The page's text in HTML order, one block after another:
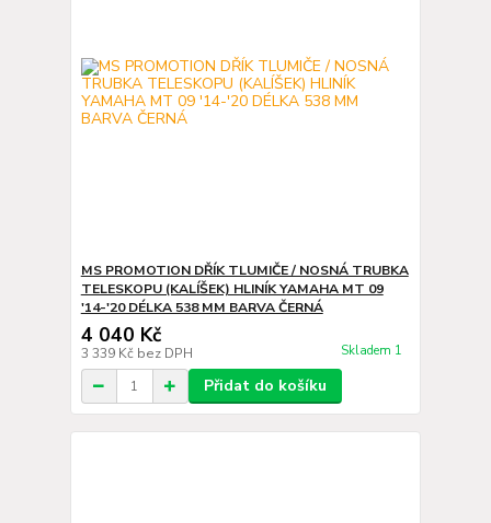
MS PROMOTION DŘÍK TLUMIČE / NOSNÁ TRUBKA
TELESKOPU (KALÍŠEK) HLINÍK YAMAHA MT 09
'14-'20 DÉLKA 538 MM BARVA ČERNÁ
4 040 Kč
3 339 Kč bez DPH Skladem 1
Přidat do košíku